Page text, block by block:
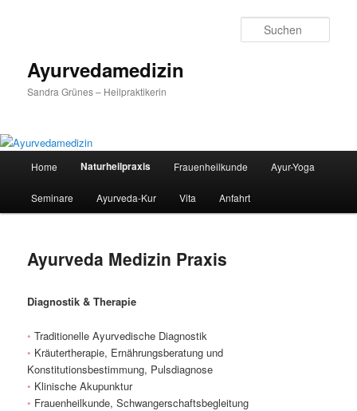
Ayurvedamedizin
Sandra Grünes – Heilpraktikerin
Home Naturheilpraxis Frauenheilkunde Ayur-Yoga
Seminare Ayurveda-Kur Vita Anfahrt
Ayurveda Medizin Praxis
Diagnostik & Therapie
• Traditionelle Ayurvedische Diagnostik
• Kräutertherapie, Ernährungsberatung und
Konstitutionsbestimmung, Pulsdiagnose
• Klinische Akupunktur
• Frauenheilkunde, Schwangerschaftsbegleitung